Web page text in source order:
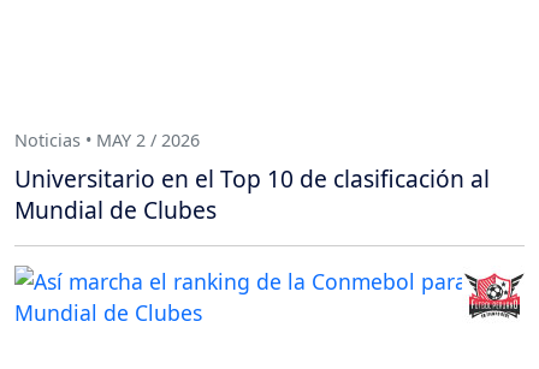
Noticias • MAY 2 / 2026
Universitario en el Top 10 de clasificación al
Mundial de Clubes